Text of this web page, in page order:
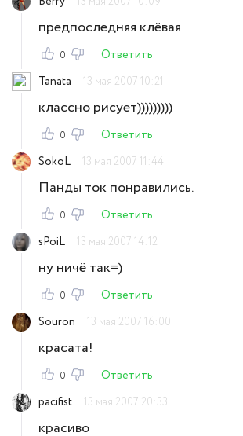
предпоследняя клёвая
0
Ответить
Tanata
13 мая 2007 10:21
классно рисует)))))))))
0
Ответить
SokoL
13 мая 2007 11:44
Панды ток понравились.
0
Ответить
sPoiL
13 мая 2007 14:12
ну ничё так=)
0
Ответить
Souron
13 мая 2007 16:00
красата!
0
Ответить
pacifist
13 мая 2007 20:33
красиво